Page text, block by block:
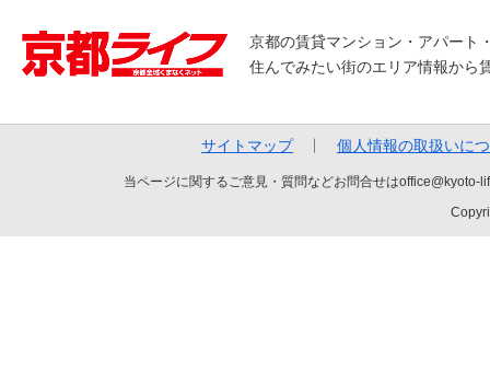
京都の賃貸マンション・アパート
住んでみたい街のエリア情報から
サイトマップ 個人情報の取扱いに
当ページに関するご意見・質問などお問合せは